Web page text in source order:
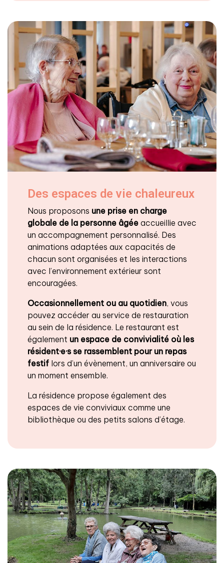
Des espaces de vie chaleureux
Nous proposons une prise en charge
globale de la personne âgée accueillie avec
un accompagnement personnalisé. Des
animations adaptées aux capacités de
chacun sont organisées et les interactions
avec l’environnement extérieur sont
encouragées.
Occasionnellement ou au quotidien, vous
pouvez accéder au service de restauration
au sein de la résidence. Le restaurant est
également un espace de convivialité où les
résident·e·s se rassemblent pour un repas
festif lors d’un évènement, un anniversaire ou
un moment ensemble.
La résidence propose également des
espaces de vie conviviaux comme une
bibliothèque ou des petits salons d’étage.